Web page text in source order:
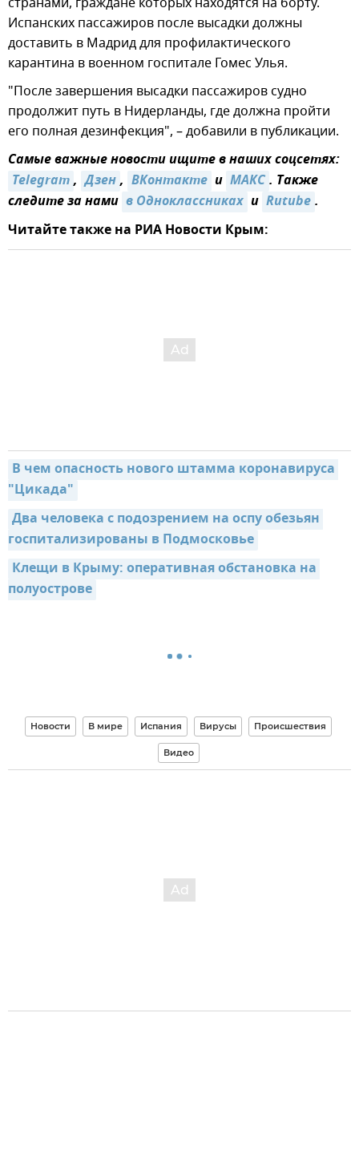
Испанских пассажиров после высадки должны
доставить в Мадрид для профилактического
карантина в военном госпитале Гомес Улья.
"После завершения высадки пассажиров судно
продолжит путь в Нидерланды, где должна пройти
его полная дезинфекция", – добавили в публикации.
Самые важные новости ищите в наших соцсетях:
Telegram, Дзен, ВКонтакте и МАКС. Также
следите за нами в Одноклассниках и Rutube.
Читайте также на РИА Новости Крым:
В чем опасность нового штамма коронавируса
"Цикада"
Два человека с подозрением на оспу обезьян
госпитализированы в Подмосковье
Клещи в Крыму: оперативная обстановка на
полуострове
Новости В мире Испания Вирусы Происшествия
Видео